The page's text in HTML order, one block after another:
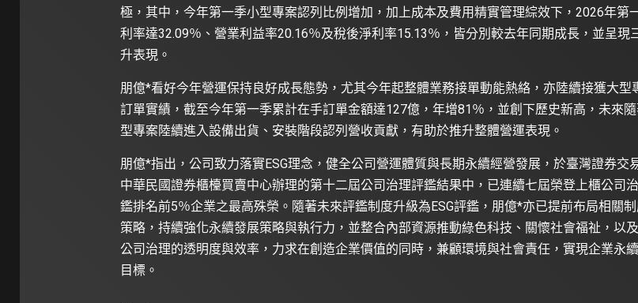
極，其中，今年第一季小型專案認列比例增加，加上成本及費用精實管理綜效下，2026年第
利率達32.09％、營業利益率20.16％及稅後淨利率15.13％，皆分別較去年同期成長，並呈現
升表現。
朋億*看好今年營運保持良好成長態勢，尤其今年起整體業務接單動能熱絡，亦陸續接獲大型
訂單實績，截至今年第一季累計在手訂單金額達127億，年增81％，並創下歷史新高，未來
型專案陸續進入設備出貨、安裝階段認列營收貢獻，有助於推升整體營運表現。
朋億*指出，公司致力落實ESG理念，健全公司營運體質與長期永續經營發展，於臺灣證券交
中華民國證券櫃檯買賣中心辦理的第十二屆公司治理評鑑結果中，已連續七屆榮登上櫃公司
鑑排名前5％企業之最高殊榮。隨著未來評鑑制度升級為ESG評鑑，朋億*亦已提前布局相關
策略，持續強化永續發展策略與執行力，並整合內部資源推動綠色科技、關懷社會福祉，以
公司治理的透明度與效率，力求在創造企業價值的同時，兼顧環境與社會責任，實現企業永
目標。